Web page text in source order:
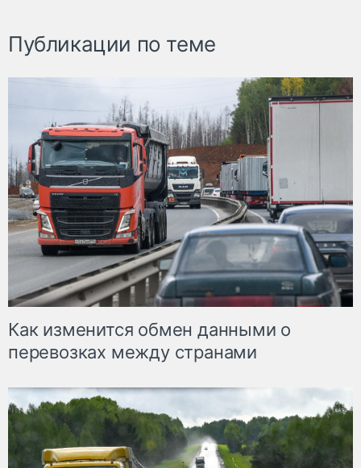
Публикации по теме
Как изменится обмен данными о
перевозках между странами